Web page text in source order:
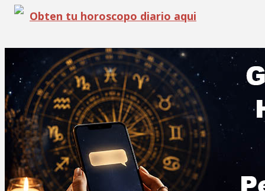
Obten tu horoscopo diario aqui